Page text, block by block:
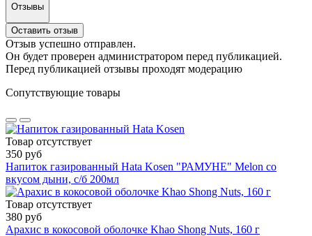
Отзывы
Оставить отзыв
Отзыв успешно отправлен.
Он будет проверен администратором перед публикацией.
Перед публикацией отзывы проходят модерацию
Сопутствующие товары
Товар отсутствует
350 руб
Напиток газированный Hata Kosen "РАМУНЕ" Melon со
вкусом дыни, с/б 200мл
Товар отсутствует
380 руб
Арахис в кокосовой оболочке Khao Shong Nuts, 160 г